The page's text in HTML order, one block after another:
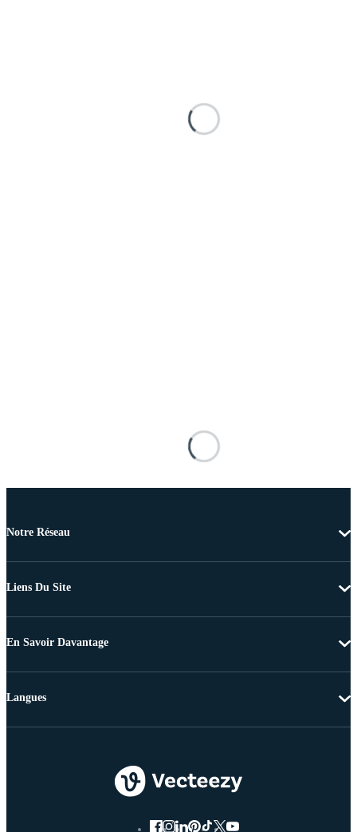
Notre Réseau
Liens Du Site
En Savoir Davantage
Langues